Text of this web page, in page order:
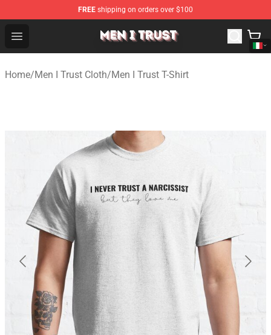
FREE shipping on orders over $100
Open menu
Men I Trust Shop - Official Men I Trust Merchandise Store
Home/Men I Trust Cloth/Men I Trust T-Shirt